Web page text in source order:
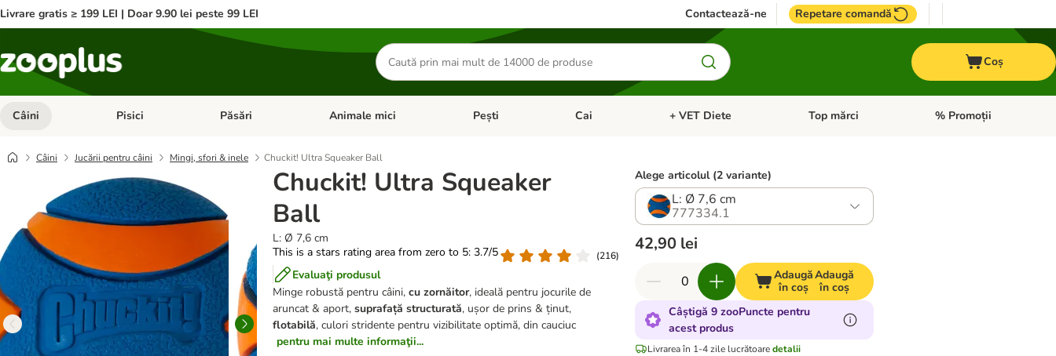
Livrare gratis ≥ 199 LEI | Doar 9.90 lei peste 99 LEI Contactează-ne Repetare comandă
Căutare
produse
Coș
Câini Deschideți meniul cu categorii: Câini
Pisici Deschideți meniul cu categorii: Pisici
Păsări Deschideți meniul cu categorii: Păsări
Animale mici Deschideți meniul cu categorii: Animale mici
Pești Deschideți meniul cu categorii: Pești
Cai Deschideți meniul cu categorii: Cai
+ VET Diete Deschideți meniul cu categorii: + VET Diete
Top mărci Deschideți meniul cu
% Promoții
Câini Jucării pentru câini Mingi, sfori & inele Chuckit! Ultra Squeaker Ball
Chuckit! Ultra Squeaker
Ball
L: Ø 7,6 cm
This is a stars rating area from zero to 5: 3.7/5
(216)
Evaluaţi produsul
Minge robustă pentru câini, cu zornăitor, ideală pentru jocurile de
aruncat & aport,suprafață structurată, ușor de prins & ținut,
flotabilă, culori stridente pentru vizibilitate optimă, din cauciuc
pentru mai multe informaţii...
Alege articolul (2 variante)
L: Ø 7,6 cm
777334.1
42,90 lei
Adaugă
în coș
Adaugă
în coș
Câștigă 9 zooPuncte pentru
acest produs
Livrarea în 1-4 zile lucrătoare detalii